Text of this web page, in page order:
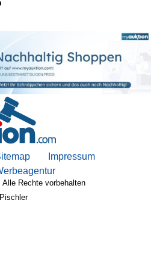
Impressum
Rechte vorbehalten